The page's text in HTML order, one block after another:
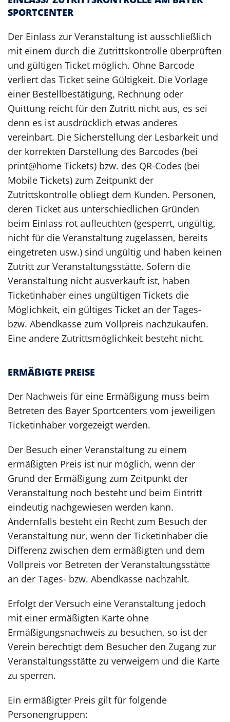
SPORTCENTER
Der Einlass zur Veranstaltung ist ausschließlich
mit einem durch die Zutrittskontrolle überprüften
und gültigen Ticket möglich. Ohne Barcode
verliert das Ticket seine Gültigkeit. Die Vorlage
einer Bestellbestätigung, Rechnung oder
Quittung reicht für den Zutritt nicht aus, es sei
denn es ist ausdrücklich etwas anderes
vereinbart. Die Sicherstellung der Lesbarkeit und
der korrekten Darstellung des Barcodes (bei
print@home Tickets) bzw. des QR-Codes (bei
Mobile Tickets) zum Zeitpunkt der
Zutrittskontrolle obliegt dem Kunden. Personen,
deren Ticket aus unterschiedlichen Gründen
beim Einlass rot aufleuchten (gesperrt, ungültig,
nicht für die Veranstaltung zugelassen, bereits
eingetreten usw.) sind ungültig und haben keinen
Zutritt zur Veranstaltungsstätte. Sofern die
Veranstaltung nicht ausverkauft ist, haben
Ticketinhaber eines ungültigen Tickets die
Möglichkeit, ein gültiges Ticket an der Tages-
bzw. Abendkasse zum Vollpreis nachzukaufen.
Eine andere Zutrittsmöglichkeit besteht nicht.
ERMÄßIGTE PREISE
Der Nachweis für eine Ermäßigung muss beim
Betreten des Bayer Sportcenters vom jeweiligen
Ticketinhaber vorgezeigt werden.
Der Besuch einer Veranstaltung zu einem
ermäßigten Preis ist nur möglich, wenn der
Grund der Ermäßigung zum Zeitpunkt der
Veranstaltung noch besteht und beim Eintritt
eindeutig nachgewiesen werden kann.
Andernfalls besteht ein Recht zum Besuch der
Veranstaltung nur, wenn der Ticketinhaber die
Differenz zwischen dem ermäßigten und dem
Vollpreis vor Betreten der Veranstaltungsstätte
an der Tages- bzw. Abendkasse nachzahlt.
Erfolgt der Versuch eine Veranstaltung jedoch
mit einer ermäßigten Karte ohne
Ermäßigungsnachweis zu besuchen, so ist der
Verein berechtigt dem Besucher den Zugang zur
Veranstaltungsstätte zu verweigern und die Karte
zu sperren.
Ein ermäßigter Preis gilt für folgende
Personengruppen: